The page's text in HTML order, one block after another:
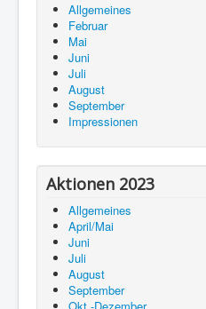
Allgemeines
Februar
Mai
Juni
Juli
August
September
Impressionen
Aktionen 2023
Allgemeines
April/Mai
Juni
Juli
August
September